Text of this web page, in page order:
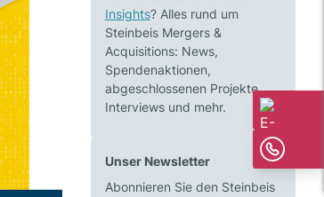
Insights? Alles rund um
Steinbeis Mergers &
Acquisitions: News,
Spendenaktionen,
abgeschlossenen Projekte,
Interviews und mehr.
Unser Newsletter
Abonnieren Sie den Steinbeis